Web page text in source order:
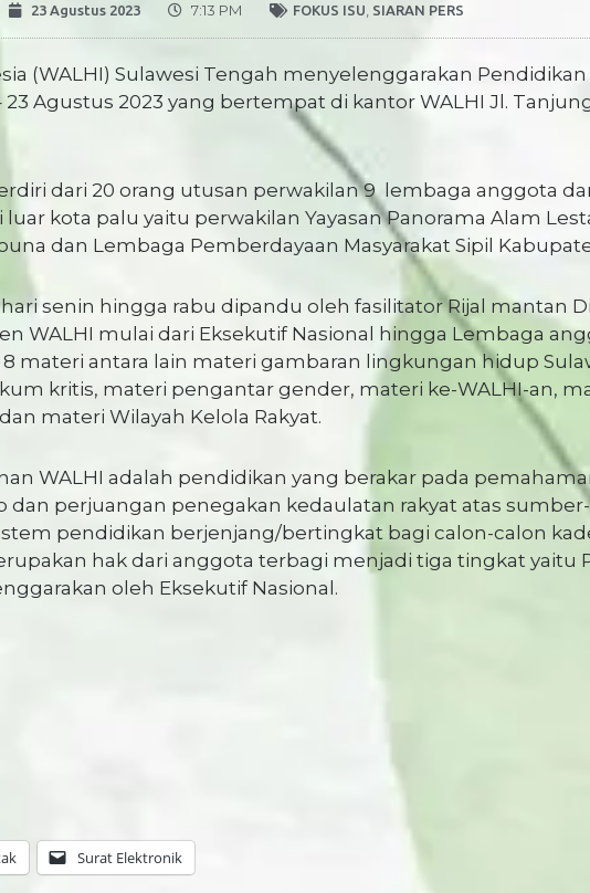
23 Agustus 2023 7:13 PM FOKUS ISU SIARAN PERS
(WALHI) Sulawesi Tengah menyelenggarakan
Agustus 2023 yang bertempat di kantor WALHI Jl.
dari 20 orang utusan perwakilan 9 lembaga anggota
kota palu yaitu perwakilan Yayasan Panorama Alam
dan Lembaga Pemberdayaan Masyarakat Sipil
senin hingga rabu dipandu oleh fasilitator Rijal mantan
WALHI mulai dari Eksekutif Nasional hingga Lembaga
materi antara lain materi gambaran lingkungan hidup
kritis, materi pengantar gender, materi ke-WALHI-an,
materi Wilayah Kelola Rakyat.
WALHI adalah pendidikan yang berakar pada
perjuangan penegakan kedaulatan rakyat atas
pendidikan berjenjang/bertingkat bagi calon-calon
hak dari anggota terbagi menjadi tiga tingkat yaitu
oleh Eksekutif Nasional.
Surat Elektronik